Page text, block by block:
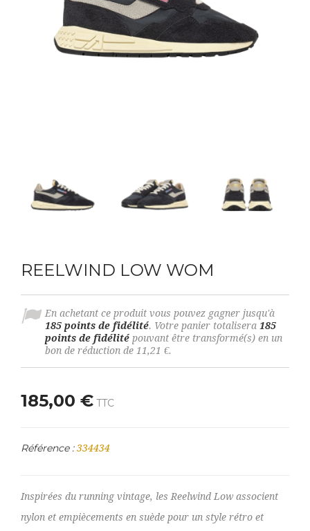
REELWIND LOW WOM
En achetant ce produit vous pouvez gagner jusqu'à
185 points de fidélité. Votre panier totalisera 185
points de fidélité pouvant être transformé(s) en un
bon de réduction de 11,21 €.
185,00 € TTC
Référence : 334434
Inspirées du running vintage, les Reelwind Low associent
nylon et empiècements en suède pour un style rétro et